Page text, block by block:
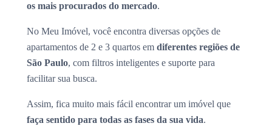
os mais procurados do mercado.
No Meu Imóvel, você encontra diversas opções de
apartamentos de 2 e 3 quartos em diferentes regiões de
São Paulo, com filtros inteligentes e suporte para
facilitar sua busca.
Assim, fica muito mais fácil encontrar um imóvel que
faça sentido para todas as fases da sua vida.